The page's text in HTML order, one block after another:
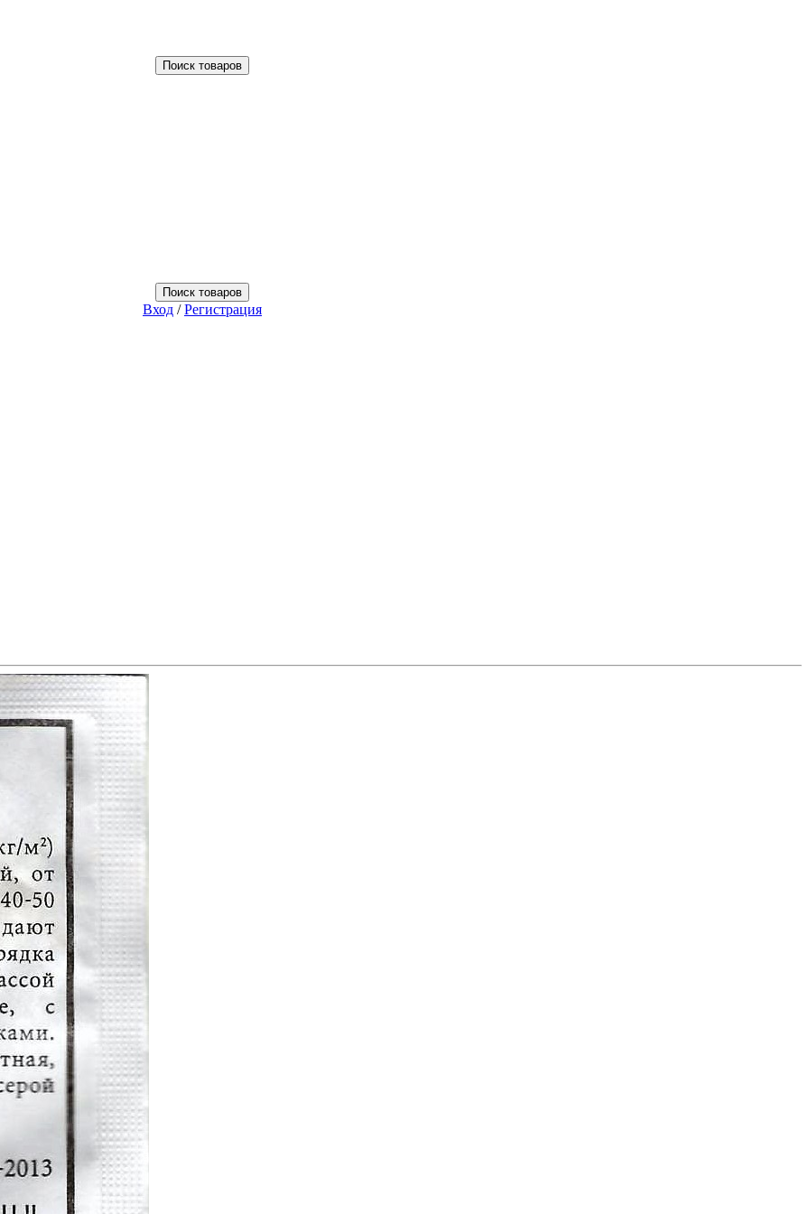
Поиск товаров
Поиск товаров
Вход /Регистрация